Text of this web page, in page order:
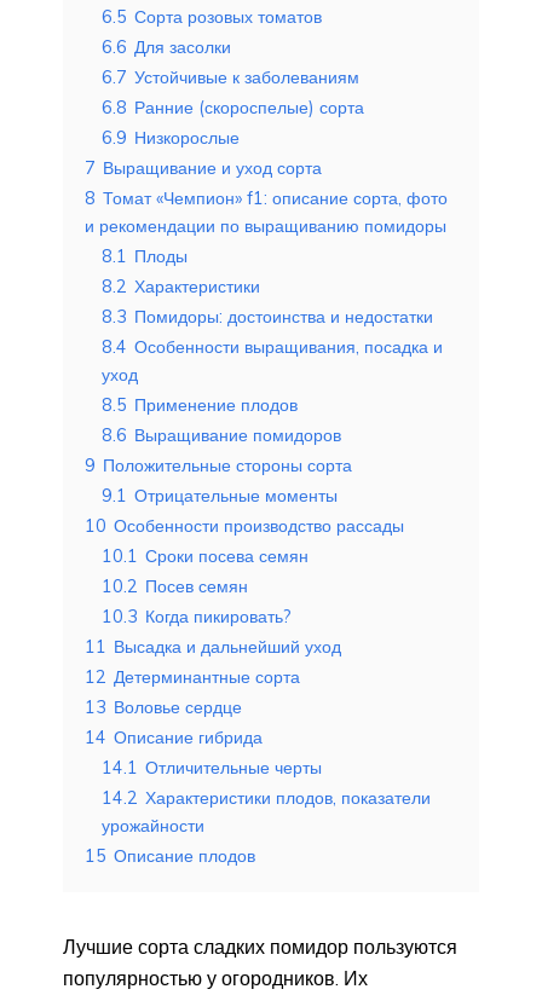
6.5 Сорта розовых томатов
6.6 Для засолки
6.7 Устойчивые к заболеваниям
6.8 Ранние (скороспелые) сорта
6.9 Низкорослые
7 Выращивание и уход сорта
8 Томат «Чемпион» f1: описание сорта, фото
и рекомендации по выращиванию помидоры
8.1 Плоды
8.2 Характеристики
8.3 Помидоры: достоинства и недостатки
8.4 Особенности выращивания, посадка и
уход
8.5 Применение плодов
8.6 Выращивание помидоров
9 Положительные стороны сорта
9.1 Отрицательные моменты
10 Особенности производство рассады
10.1 Сроки посева семян
10.2 Посев семян
10.3 Когда пикировать?
11 Высадка и дальнейший уход
12 Детерминантные сорта
13 Воловье сердце
14 Описание гибрида
14.1 Отличительные черты
14.2 Характеристики плодов, показатели
урожайности
15 Описание плодов
Лучшие сорта сладких помидор пользуются
популярностью у огородников. Их